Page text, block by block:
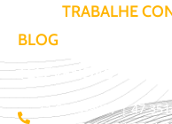
TRABALHE
BLOG
TELEVENDAS /
11 3509-9987 | 47